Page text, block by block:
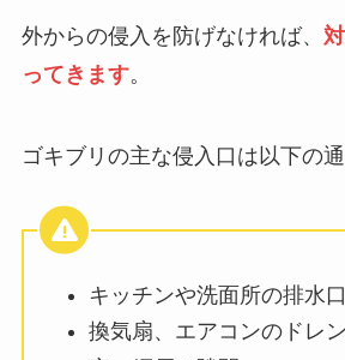
外からの侵入を防げなければ、
ってきます。
ゴキブリの主な侵入口は以下の通
キッチンや洗面所の排水口
換気扇、エアコンのドレ